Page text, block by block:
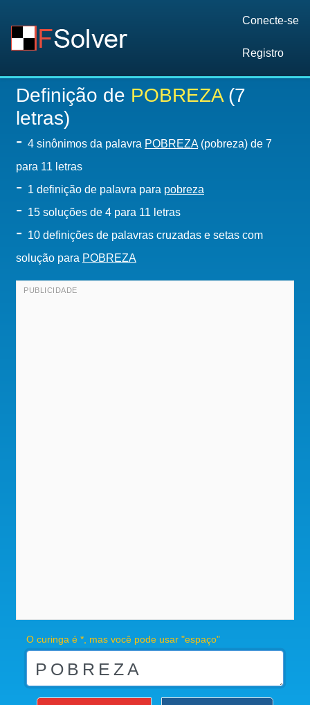
Conecte-se
Registro
Definição de POBREZA(7
letras)
- 4 sinônimos da palavra POBREZA(pobreza) de 7
para 11 letras
- 1 definição de palavra para pobreza
- 15 soluções de 4 para 11 letras
- 10 definições de palavras cruzadas e setas com
solução para POBREZA
O curinga é *, mas você pode usar "espaço"